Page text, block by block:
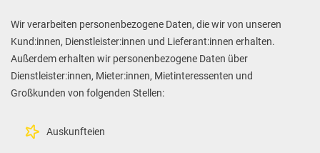
Wir verarbeiten personenbezogene Daten, die wir von unseren
Kund:innen, Dienstleister:innen und Lieferant:innen erhalten.
Außerdem erhalten wir personenbezogene Daten über
Dienstleister:innen, Mieter:innen, Mietinteressenten und
Großkunden von folgenden Stellen:
Auskunfteien